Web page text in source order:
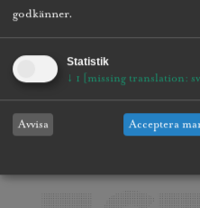
godkänner.
Statistik
↓ 1 [missing translation:
Avvisa Acceptera